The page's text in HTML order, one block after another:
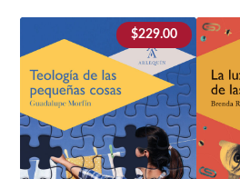
$229.00